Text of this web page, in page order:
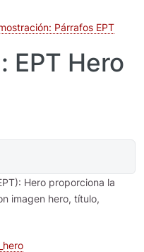
Párrafos EPT
EPT Hero
Hero proporciona la
imagen hero, título,